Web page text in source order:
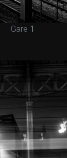
Gare 1